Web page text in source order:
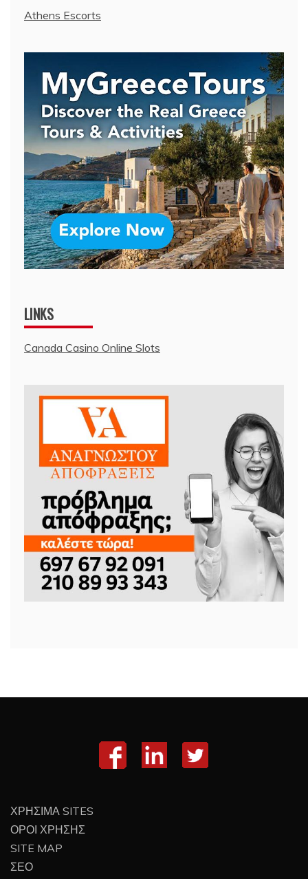
Athens Escorts
LINKS
Canada Casino Online Slots
ΧΡΗΣΙΜΑ SITES
ΟΡΟΙ ΧΡΗΣΗΣ
SITE MAP
ΣΕΟ